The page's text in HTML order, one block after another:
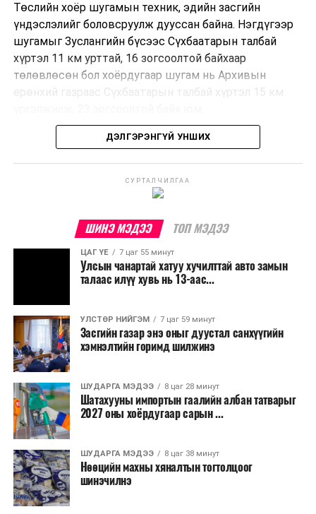
Төслийн хоёр шугамын техник, эдийн засгийн
үндэслэлийг боловсруулж дууссан байна. Нэгдүгээр
шугамыг Зуслангийн бүсээс Сүхбаатарын талбай
хүртэл 11 км урттай, 16 зогсоолтой байхаар
төлөвлөсөн бол хоёрдугаар шугам нь Архивын
ерөнхий газраас Сүхбаатарын талбай хүртэл 15 км
Төслийг бүрэн хэрэгжүүлснээр цагт 10-12 мянган
Трамвайн системийг хөгжүүлснээр нийтийн тээвэрт
суурилсан хот төлөвлөлтийг дэмжиж, шугам болон
зогсоолуудыг түшиглэсэн худалдаа, үйлчилгээ, орон
сууцны шинэ бүсүүд бий болох боломжтой. Үүний
зэрэгцээ ажлын байр нэмэгдэх, жижиг, дунд
бизнесийн үйл ажиллагаа өргөжих, үл хөдлөх
хөрөнгийн үнэ цэнэ өсөх зэрэг эдийн засгийн эерэг
үр нөлөө үзүүлнэ гэж тооцсон байна.
Трамвай нь цахилгаан эрчим хүчээр ажилладаг тул
ашиглалтын явцад агаар бохирдуулагч бодис шууд
ялгаруулахгүй. Иргэд хувийн автомашинаас их
багтаамжийн нийтийн тээвэрт шилжсэнээр замын
хөдөлгөөний ачаалал, нүүрстөрөгчийн давхар исэл
болон бусад хүлэмжийн хийн ялгарлыг бууруулах ач
холбогдолтой.
Түгжрэлээс үүдэлтэй эдийн засгийн алдагдлыг
ДЭЛГЭРЭНГҮЙ УНШИХ
СУРТАЛЧИЛГАА
ШИНЭ МЭДЭЭ ТОП МЭДЭЭ
ЦАГ ҮЕ 7 цаг 55 минут
Улсын чанартай хатуу хучилттай авто замын
талаас илүү хувь нь 13-аас...
УЛСТӨР НИЙГЭМ 7 цаг 59 минут
Засгийн газар энэ оныг дуустал санхүүгийн
хэмнэлтийн горимд шилжинэ
ШУДАРГА МЭДЭЭ 8 цаг 28 минут
Шатахууны импортын гаалийн албан татварыг
2027 оны хоёрдугаар сарын ...
ШУДАРГА МЭДЭЭ 8 цаг 38 минут
Нөөцийн махны хяналтын тогтолцоог
шинэчилнэ